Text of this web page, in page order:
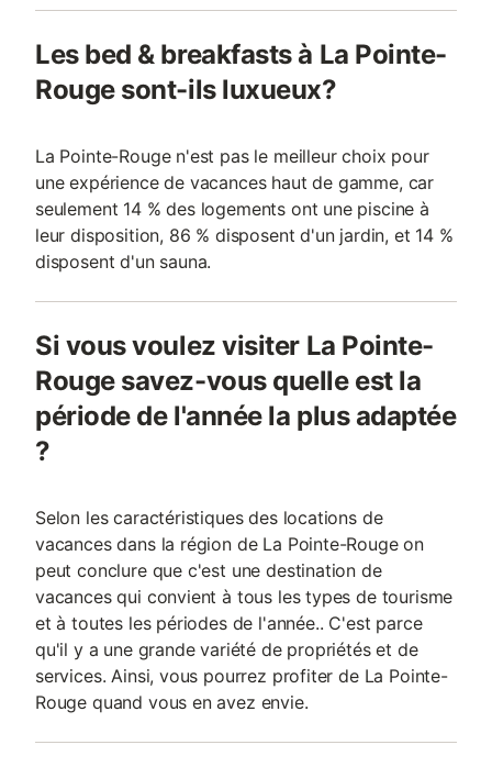
Les bed & breakfasts à La Pointe-
Rouge sont-ils luxueux?
La Pointe-Rouge n'est pas le meilleur choix pour
une expérience de vacances haut de gamme, car
seulement 14 % des logements ont une piscine à
leur disposition, 86 % disposent d'un jardin, et 14 %
disposent d'un sauna.
Si vous voulez visiter La Pointe-
Rouge savez-vous quelle est la
période de l'année la plus adaptée
?
Selon les caractéristiques des locations de
vacances dans la région de La Pointe-Rouge on
peut conclure que c'est une destination de
vacances qui convient à tous les types de tourisme
et à toutes les périodes de l'année.. C'est parce
qu'il y a une grande variété de propriétés et de
services. Ainsi, vous pourrez profiter de La Pointe-
Rouge quand vous en avez envie.